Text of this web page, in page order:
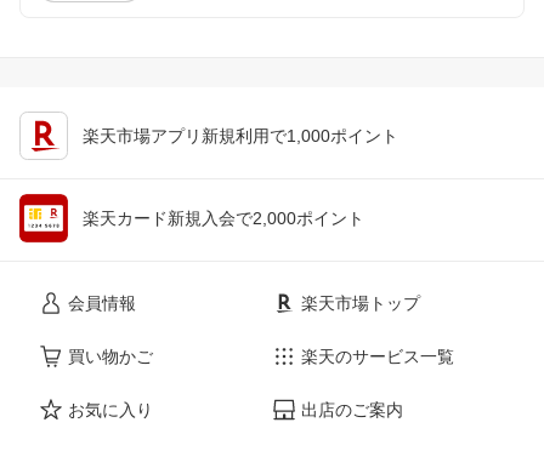
楽天市場アプリ新規利用で1,000ポイント
楽天カード新規入会で2,000ポイント
会員情報
買い物かご
お気に入り
楽天市場トップ
楽天のサービス一覧
出店のご案内